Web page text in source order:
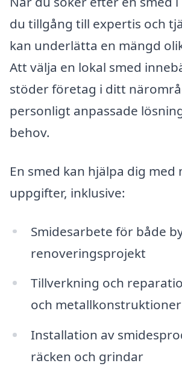
du tillgång till expertis och
kan underlätta en mängd
Att välja en lokal smed
stöder företag i ditt
personligt anpassade
behov.
En smed kan hjälpa dig med
uppgifter, inklusive:
Smidesarbete för både
renoveringsprojekt
Tillverkning och
och metallkonstruktioner
Installation av
räcken och grindar